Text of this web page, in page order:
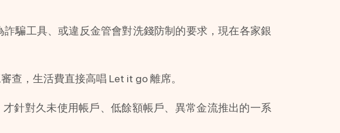
騙工具、或違反金管會對洗錢防制的要求，現在各家銀
，生活費直接高唱 Let it go 離席。
才針對久未使用帳戶、低餘額帳戶、異常金流推出的一系